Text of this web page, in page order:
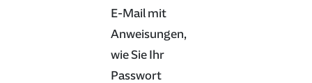
E-Mail mit
Anweisungen,
wie Sie Ihr
Passwort